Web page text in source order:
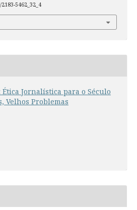
5462_32_4
Ética Jornalística para o Século
Velhos Problemas